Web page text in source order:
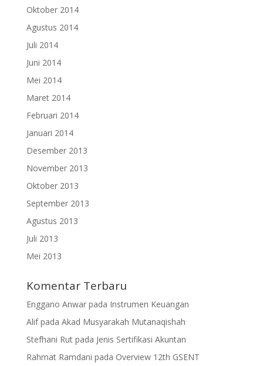
Oktober 2014
Agustus 2014
Juli 2014
Juni 2014
Mei 2014
Maret 2014
Februari 2014
Januari 2014
Desember 2013
November 2013
Oktober 2013
September 2013
Agustus 2013
Juli 2013
Mei 2013
Komentar Terbaru
Enggano Anwarpada Instrumen Keuangan
Alifpada Akad Musyarakah Mutanaqishah
Stefhani Rutpada Jenis Sertifikasi Akuntan
Rahmat Ramdani pada Overview 12th GSENT